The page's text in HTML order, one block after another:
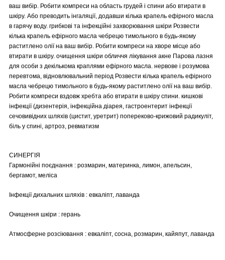
ваш вибір. Робити компреси на область грудей і спини або втирати в
шкіру. Або преводить інгаляції, додавши кілька крапель ефірного масла
в гарячу воду. грибкові та інфекційні захворювання шкіри Розвести
кілька крапель ефірного масла чебрецю тимольного в будь-якому
раститлено олії на ваш вибір. Робити компреси на хворе місце або
втирати в шкіру. очищення шкіри обличчя лікування акне Парова лазня
для особи з декількома краплями ефірного масла. нервове і розумова
перевтома, відновлювальний період Розвести кілька крапель ефірного
масла чебрецю тимольного в будь-якому раститлено олії на ваш вибір.
Робити компреси вздовж хребта або втирати в шкіру спини. кишкові
інфекції (дизентерія, інфекційна діарея, гастроентерит інфекції
сечовивідних шляхів (цистит, уретрит) попереково-крижовий радикуліт,
біль у спині, артроз, ревматизм
СИНЕРГІЯ
Гармонійні поєднання : розмарин, материнка, лимон, апельсин,
бергамот, меліса
Інфекції дихальних шляхів : евкаліпт, лаванда
Очищення шкіри : герань
Атмосферне розсіювання : евкаліпт, сосна, розмарин, кайяпут, лаванда